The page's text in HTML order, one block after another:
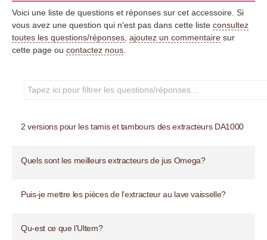
Voici une liste de questions et réponses sur cet accessoire. Si
vous avez une question qui n'est pas dans cette liste consultez
toutes les questions/réponses ajoutez un commentaire sur
cette page ou contactez nous
2 versions pour les tamis et tambours des extracteurs DA1000
Quels sont les meilleurs extracteurs de jus Omega?
Puis-je mettre les pièces de l’extracteur au lave vaisselle?
Qu-est ce que l’Ultem?